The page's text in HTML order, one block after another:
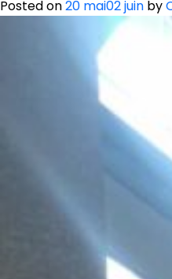
Posted on20 mai02 juin by